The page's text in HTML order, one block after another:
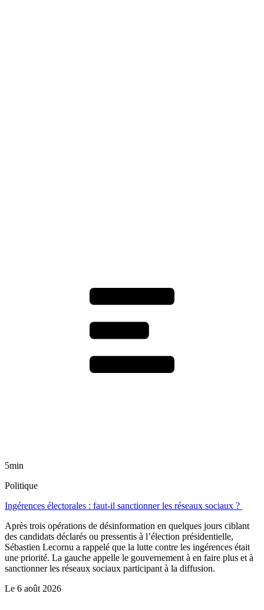
5min
Politique
Ingérences électorales : faut-il sanctionner les réseaux sociaux ?
Après trois opérations de désinformation en quelques jours ciblant
des candidats déclarés ou pressentis à l’élection présidentielle,
Sébastien Lecornu a rappelé que la lutte contre les ingérences était
une priorité. La gauche appelle le gouvernement à en faire plus et à
sanctionner les réseaux sociaux participant à la diffusion.
Le 6 août 2026